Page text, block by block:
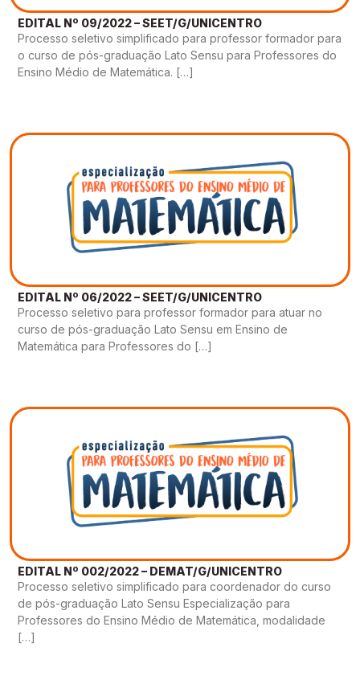
EDITAL Nº 09/2022 – SEET/G/UNICENTRO
Processo seletivo simplificado para professor formador para
o curso de pós-graduação Lato Sensu para Professores do
Ensino Médio de Matemática. […]
EDITAL Nº 06/2022 – SEET/G/UNICENTRO
Processo seletivo para professor formador para atuar no
curso de pós-graduação Lato Sensu em Ensino de
Matemática para Professores do […]
EDITAL Nº 002/2022 – DEMAT/G/UNICENTRO
Processo seletivo simplificado para coordenador do curso
de pós-graduação Lato Sensu Especialização para
Professores do Ensino Médio de Matemática, modalidade
[…]